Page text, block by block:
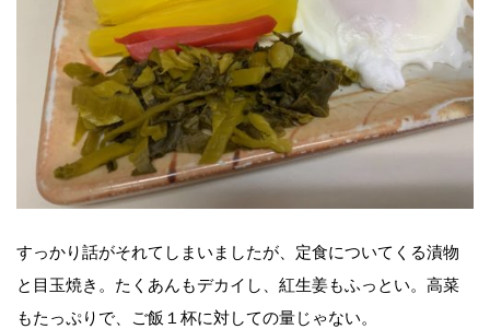
すっかり話がそれてしまいましたが、定食についてくる漬物
と目玉焼き。たくあんもデカイし、紅生姜もふっとい。高菜
もたっぷりで、ご飯１杯に対しての量じゃない。